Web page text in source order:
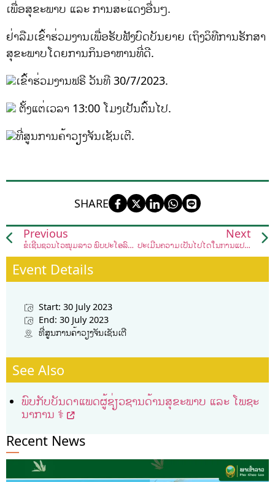
ເພື່ອສຸຂະພາບ ແລະ ການສະແດງອື່ນໆ.
ຢ່າລືມເຂົ້າຮ່ວມງານເພື່ອຮັບຟັງບົດບັນຍາຍ ເຖິງວິທີການຮັກສາ
ສຸຂະພາບໂດຍການກິນອາຫານທີ່ດີ.
ເຂົ້າຮ່ວມງານຟຣີ ວັນທີ 30/7/2023.
ຕັ້ງແຕ່ເວລາ 13:00 ໂມງເປັນຕົ້ນໄປ.
ທີ່ສູນການຄ້າວຽງຈັນເຊັນເຕີ.
SHARE
Previous
ຂໍເຊີນຊວນໄວໝຸ່ມລາວ ພົບປະໂອ້ລົມກ່ຽວກັບ ແຜນການດຳເນີນງານ ແລະ ແຜນຍຸດທະສາດແຫ່ງຊາດດ້ານຊີວະນາໆພັນ (NBSAP) ຂອງ ສປປ ລາວ
Next
ປະເມີນຄວາມເປັນໄປໄດ້ໃນການແປຮູບໜໍ່ໄມ້ໃຫ້ກາຍເປັນສິນຄ້າໂອດ໋ອບ
Event Details
Start: 30 July 2023
End: 30 July 2023
ທີ່ສູນການຄ້າວຽງຈັນເຊັນເຕີ
See Also
ພົບກັບບັນດາແພດຜູ້ຊ່ຽວຊານດ້ານສຸຂະພາບ ແລະ ໂພຊະ
ນາການ ‍⚕️
Recent News